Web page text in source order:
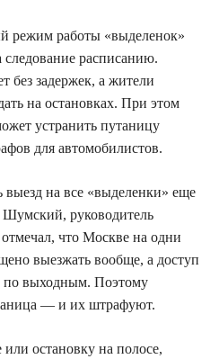
режим работы «выделенок»
расписанию.
без задержек, а жители
на остановках. При этом
устранить путаницу
для автомобилистов.
на все «выделенки» еще
руководитель
что Москве на одни
выезжать вообще, а доступ
по выходным. Поэтому
— и их штрафуют.
остановку на полосе,